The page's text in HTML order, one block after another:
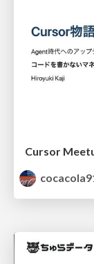
Cursor